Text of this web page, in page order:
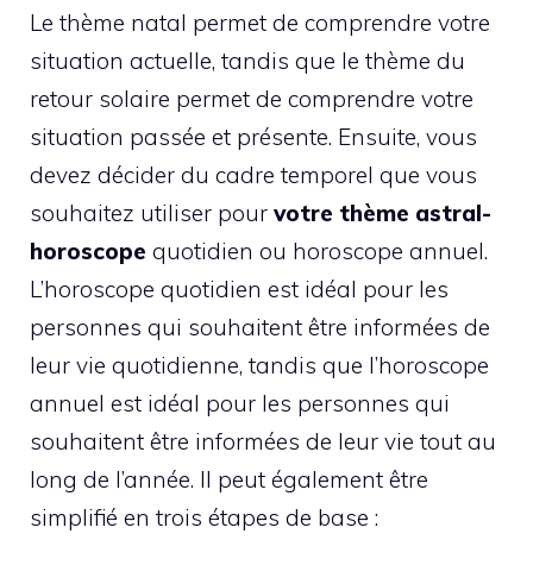
Le thème natal permet de comprendre votre
situation actuelle, tandis que le thème du
retour solaire permet de comprendre votre
situation passée et présente. Ensuite, vous
devez décider du cadre temporel que vous
souhaitez utiliser pour votre thème astral-
horoscope quotidien ou horoscope annuel.
L’horoscope quotidien est idéal pour les
personnes qui souhaitent être informées de
leur vie quotidienne, tandis que l’horoscope
annuel est idéal pour les personnes qui
souhaitent être informées de leur vie tout au
long de l’année. Il peut également être
simplifié en trois étapes de base :